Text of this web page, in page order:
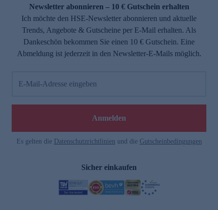
Newsletter abonnieren – 10 € Gutschein erhalten
Ich möchte den HSE-Newsletter abonnieren und aktuelle
Trends, Angebote & Gutscheine per E-Mail erhalten. Als
Dankeschön bekommen Sie einen 10 € Gutschein. Eine
Abmeldung ist jederzeit in den Newsletter-E-Mails möglich.
E-Mail-Adresse eingeben
Anmelden
Es gelten die Datenschutzrichtlinien und die Gutscheinbedingungen
Sicher einkaufen